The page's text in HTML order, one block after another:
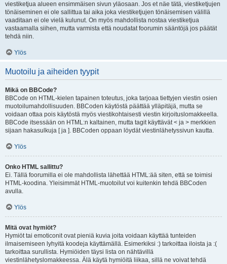
viestiketjua alueen ensimmäisen sivun yläosaan. Jos et näe tätä, viestiketjujen
tönäiseminen ei ole sallittua tai aika joka viestiketjujen tönäisemisen välillä
vaaditaan ei ole vielä kulunut. On myös mahdollista nostaa viestiketjua
vastaamalla siihen, mutta varmista että noudatat foorumin sääntöjä jos päätät
tehdä niin.
Ylös
Muotoilu ja aiheiden tyypit
Mikä on BBCode?
BBCode on HTML-kielen tapainen toteutus, joka tarjoaa tiettyjen viestin osien
muotoilumahdollisuuden. BBCoden käytöstä päättää ylläpitäjä, mutta se
voidaan ottaa pois käytöstä myös viestikohtaisesti viestin kirjoituslomakkeella.
BBCode itsessään on HTML:n kaltainen, mutta tagit käyttävät < ja > merkkien
sijaan hakasulkuja [ ja ]. BBCoden oppaan löydät viestinlähetyssivun kautta.
Ylös
Onko HTML sallittu?
Ei. Tällä foorumilla ei ole mahdollista lähettää HTML:ää siten, että se toimisi
HTML-koodina. Yleisimmät HTML-muotoilut voi kuitenkin tehdä BBCoden
avulla.
Ylös
Mitä ovat hymiöt?
Hymiöt tai emoticonit ovat pieniä kuvia joita voidaan käyttää tunteiden
ilmaisemiseen lyhyitä koodeja käyttämällä. Esimerkiksi :) tarkoittaa iloista ja :(
tarkoittaa surullista. Hymiöiden täysi lista on nähtävillä
viestinlähetyslomakkeessa. Älä käytä hymiöitä liikaa, sillä ne voivat tehdä